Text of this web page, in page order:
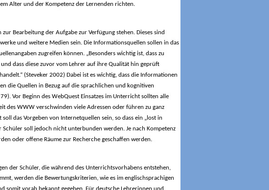
Alter und der Kompetenz der Lernenden richten.
Bearbeitung der Aufgabe zur Verfügung stehen. Dieses sind
und weitere Medien sein. Die Informationsquellen sollen in das
zugreifen können. „Besonders wichtig ist, dass zu
dass diese zuvor vom Lehrer auf ihre Qualität hin geprüft
(Steveker 2002) Dabei ist es wichtig, dass die Informationen
die Quellen in Bezug auf die sprachlichen und kognitiven
Vor Beginn des WebQuest Einsatzes im Unterricht sollten alle
des WWW verschwinden viele Adressen oder führen zu ganz
das Vorgeben von Internetquellen sein, so dass ein „lost in
soll jedoch nicht unterbunden werden. Je nach Kompetenz
oder offene Räume zur Recherche geschaffen werden.
der Schüler, die während des Unterrichtsvorhabens entstehen,
werden die Bewertungskriterien, wie es im englischsprachigen